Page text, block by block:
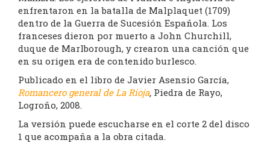
enfrentaron en la batalla de Malplaquet (1709)
dentro de la Guerra de Sucesión Española. Los
franceses dieron por muerto a John Churchill,
duque de Marlborough, y crearon una canción que
en su origen era de contenido burlesco.
Publicado en el libro de Javier Asensio García,
Romancero general de La Rioja, Piedra de Rayo,
Logroño, 2008.
La versión puede escucharse en el corte 2 del disco
1 que acompaña a la obra citada.